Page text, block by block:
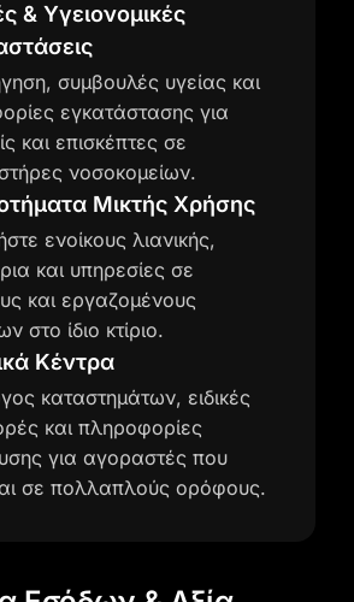
& Υγειονομικές
συμβουλές υγείας και
εγκατάστασης για
και επισκέπτες σε
νοσοκομείων.
Μικτής Χρήσης
ενοίκους λιανικής,
και υπηρεσίες σε
και εργαζομένους
στο ίδιο κτίριο.
Κέντρα
καταστημάτων, ειδικές
και πληροφορίες
για αγοραστές που
σε πολλαπλούς ορόφους.